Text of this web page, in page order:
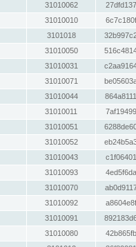
31010062
31010010
3101018
31010050
31010031
31010071
31010044
31010011
31010051
31010052
31010043
31010093
31010070
31010092
31010091
31010080